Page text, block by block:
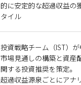
的に安定的な超過収益の
タイル
投資戦略チーム（IST）
市場見通しの構築と資産
関する投資推奨を策定。
超過収益源泉ごとにアナ